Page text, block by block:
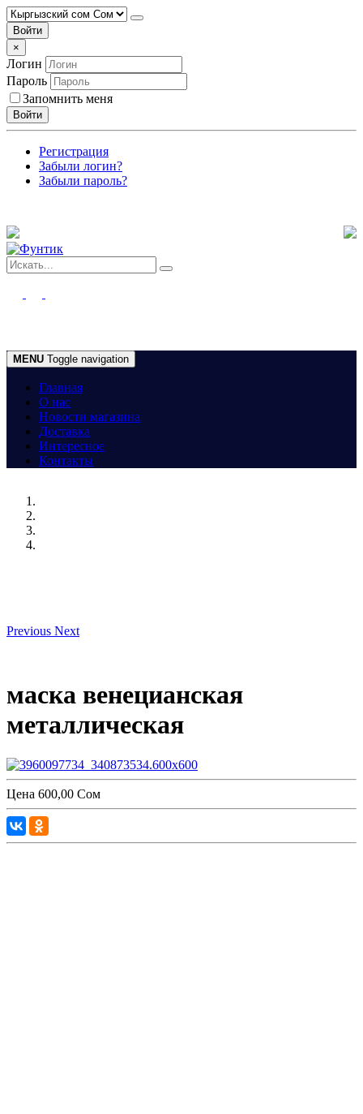
Войти
×
Логин
Пароль
Запомнить меня
Войти
Регистрация
Забыли логин?
Забыли пароль?
MENU Toggle navigation
Главная
О нас
Новости магазина
Доставка
Интересное
Контакты
Previous Next
маска венецианская
металлическая
Цена 600,00 Сом